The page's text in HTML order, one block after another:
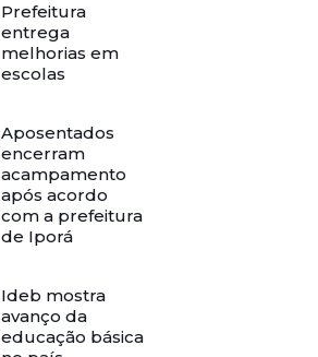
Prefeitura
entrega
melhorias em
escolas
Aposentados
encerram
acampamento
após acordo
com a prefeitura
de Iporá
Ideb mostra
avanço da
educação básica